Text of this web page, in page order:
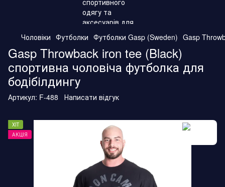
Чоловіки Футболки Футболки Gasp (Sweden) Gasp
Gasp Throwback iron tee (Black)
спортивна чоловіча футболка для
бодібілдингу
Артикул: F-488 Написати відгук
ХІТ
АКЦІЯ